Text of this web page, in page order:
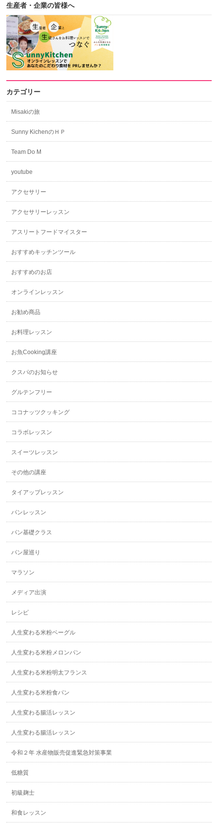
生産者・企業の皆様へ
カテゴリー
Misakiの旅
Sunny KichenのＨＰ
Team Do M
youtube
アクセサリー
アクセサリーレッスン
アスリートフードマイスター
おすすめキッチンツール
おすすめのお店
オンラインレッスン
お勧め商品
お料理レッスン
お魚Cooking講座
クスパのお知らせ
グルテンフリー
ココナッツクッキング
コラボレッスン
スイーツレッスン
その他の講座
タイアップレッスン
パンレッスン
パン基礎クラス
パン屋巡り
マラソン
メディア出演
レシピ
人生変わる米粉ベーグル
人生変わる米粉メロンパン
人生変わる米粉明太フランス
人生変わる米粉食パン
人生変わる腸活レッスン
人生変わる腸活レッスン
令和２年 水産物販売促進緊急対策事業
低糖質
初級麹士
和食レッスン